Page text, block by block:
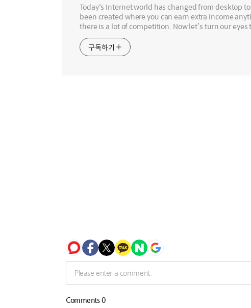
Today's Internet world has changed from desktop
been created where you can earn extra income
there is a lot of competition. Now let’s turn our
구독하기